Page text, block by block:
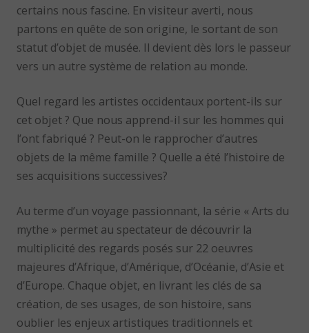
certains nous fascine. En visiteur averti, nous
partons en quête de son origine, le sortant de son
statut d’objet de musée. Il devient dès lors le passeur
vers un autre système de relation au monde.
Quel regard les artistes occidentaux portent-ils sur
cet objet ? Que nous apprend-il sur les hommes qui
l’ont fabriqué ? Peut-on le rapprocher d’autres
objets de la même famille ? Quelle a été l’histoire de
ses acquisitions successives?
Au terme d’un voyage passionnant, la série « Arts du
mythe » permet au spectateur de découvrir la
multiplicité des regards posés sur 22 oeuvres
majeures d’Afrique, d’Amérique, d’Océanie, d’Asie et
d’Europe. Chaque objet, en livrant les clés de sa
création, de ses usages, de son histoire, sans
oublier les enjeux artistiques traditionnels et